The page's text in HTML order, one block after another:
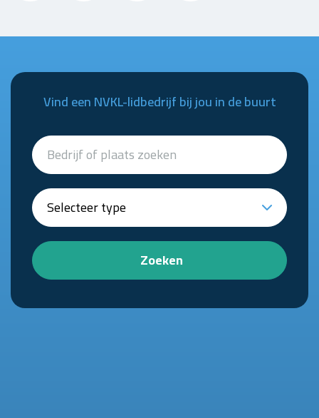
Vind een NVKL-lidbedrijf bij jou in de buurt
Zoeken